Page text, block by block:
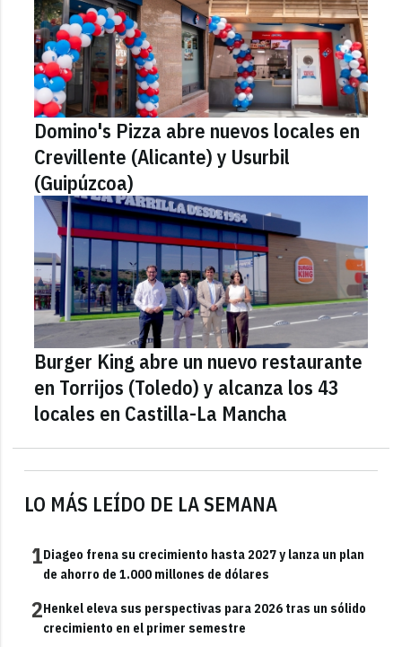
LO MÁS LEÍDO DE LA SEMANA
1Diageo frena su crecimiento hasta 2027 y lanza un plan
de ahorro de 1.000 millones de dólares
2Henkel eleva sus perspectivas para 2026 tras un sólido
crecimiento en el primer semestre
Domino's Pizza abre nuevos locales en
Crevillente (Alicante) y Usurbil
(Guipúzcoa)
Burger King abre un nuevo restaurante
en Torrijos (Toledo) y alcanza los 43
locales en Castilla-La Mancha